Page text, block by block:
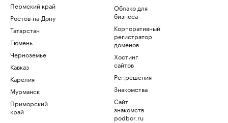
Пермский край
Ростов-на-Дону
Татарстан
Тюмень
Черноземье
Кавказ
Карелия
Мурманск
Приморский
край
Облако для
бизнеса
Корпоративный
регистратор
доменов
Хостинг
сайтов
Рег.решения
Знакомства
Сайт
знакомств
podbor.ru